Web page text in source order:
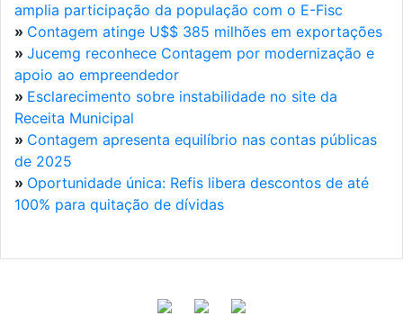
amplia participação da população com o E-Fisc
» Contagem atinge U$$ 385 milhões em exportações
» Jucemg reconhece Contagem por modernização e
apoio ao empreendedor
» Esclarecimento sobre instabilidade no site da
Receita Municipal
» Contagem apresenta equilíbrio nas contas públicas
de 2025
» Oportunidade única: Refis libera descontos de até
100% para quitação de dívidas